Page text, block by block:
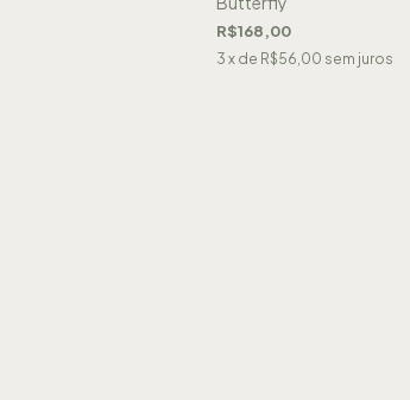
R$168,00
3 x de R$56,00 sem juros